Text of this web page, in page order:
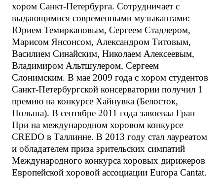
хором Санкт-Петербурга. Сотрудничает с
выдающимися современными музыкантами:
Юрием Темиркановым, Сергеем Стадлером,
Марисом Янсонсом, Александром Титовым,
Василием Синайским, Николаем Алексеевым,
Владимиром Альтшулером, Сергеем
Слонимским. В мае 2009 года с хором студентов
Санкт-Петербургской консерватории получил 1
премию на конкурсе Хайнувка (Белосток,
Польша). В сентябре 2011 года завоевал Гран
При на международном хоровом конкурсе
CREDO в Таллинне. В 2013 году стал лауреатом
и обладателем приза зрительских симпатий
Международного конкурса хоровых дирижеров
Европейской хоровой ассоциации Europa Cantat.